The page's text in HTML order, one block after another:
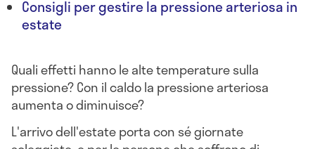
Consigli per gestire la pressione arteriosa in
estate
Quali effetti hanno le alte temperature sulla
pressione? Con il caldo la pressione arteriosa
aumenta o diminuisce?
L'arrivo dell'estate porta con sé giornate